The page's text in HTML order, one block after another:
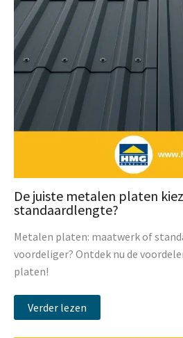
De juiste metalen platen
standaardlengte?
Metalen platen: maatwerk of
voordeliger? Ontdek nu de
platen!
Verder lezen